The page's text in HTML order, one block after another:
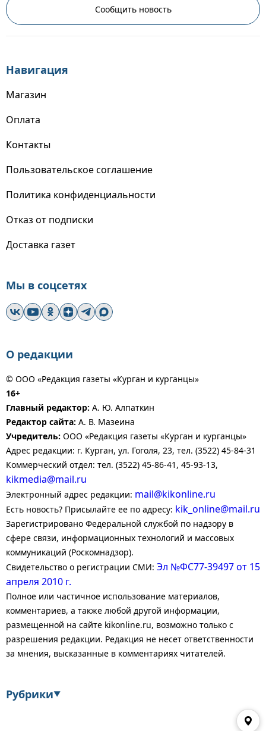
Сообщить новость
Навигация
Магазин
Оплата
Контакты
Пользовательское соглашение
Политика конфиденциальности
Отказ от подписки
Доставка газет
Мы в соцсетях
О редакции
© ООО «Редакция газеты «Курган и курганцы»
16+
Главный редактор: А. Ю. Алпаткин
Редактор сайта: А. В. Мазеина
Учредитель: ООО «Редакция газеты «Курган и курганцы»
Адрес редакции: г. Курган, ул. Гоголя, 23, тел. (3522) 45-84-31
Коммерческий отдел: тел. (3522) 45-86-41, 45-93-13,
kikmedia@mail.ru
Электронный адрес редакции: mail@kikonline.ru
Есть новость? Присылайте ее по адресу: kik_online@mail.ru
Зарегистрировано Федеральной службой по надзору в
сфере связи, информационных технологий и массовых
коммуникаций (Роскомнадзор).
Свидетельство о регистрации СМИ: Эл №ФС77-39497 от 15
апреля 2010 г.
Полное или частичное использование материалов,
комментариев, а также любой другой информации,
размещенной на сайте kikonline.ru, возможно только с
разрешения редакции. Редакция не несет ответственности
за мнения, высказанные в комментариях читателей.
Рубрики▼